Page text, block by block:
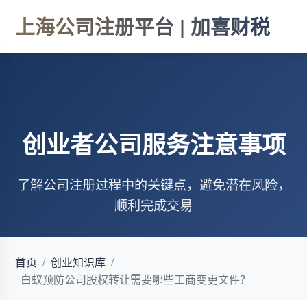
上海公司注册平台 | 加喜财税
创业者公司服务注意事项
了解公司注册过程中的关键点，避免潜在风险，
顺利完成交易
首页 / 创业知识库 /
白蚁预防公司股权转让需要哪些工商变更文件？